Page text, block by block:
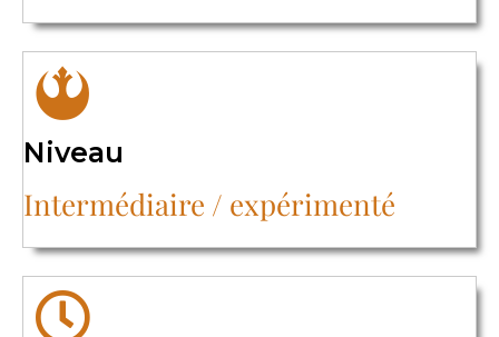
Niveau
Intermédiaire / expérimenté